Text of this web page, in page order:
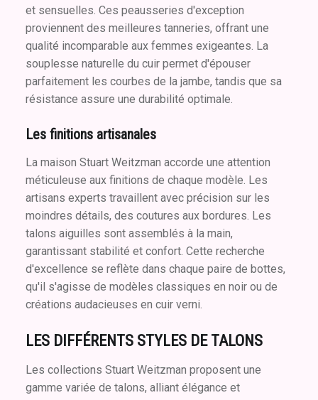
et sensuelles. Ces peausseries d'exception
proviennent des meilleures tanneries, offrant une
qualité incomparable aux femmes exigeantes. La
souplesse naturelle du cuir permet d'épouser
parfaitement les courbes de la jambe, tandis que sa
résistance assure une durabilité optimale.
Les finitions artisanales
La maison Stuart Weitzman accorde une attention
méticuleuse aux finitions de chaque modèle. Les
artisans experts travaillent avec précision sur les
moindres détails, des coutures aux bordures. Les
talons aiguilles sont assemblés à la main,
garantissant stabilité et confort. Cette recherche
d'excellence se reflète dans chaque paire de bottes,
qu'il s'agisse de modèles classiques en noir ou de
créations audacieuses en cuir verni.
LES DIFFÉRENTS STYLES DE TALONS
Les collections Stuart Weitzman proposent une
gamme variée de talons, alliant élégance et